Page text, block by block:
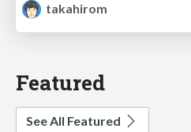
takahirom
Featured
See All Featured